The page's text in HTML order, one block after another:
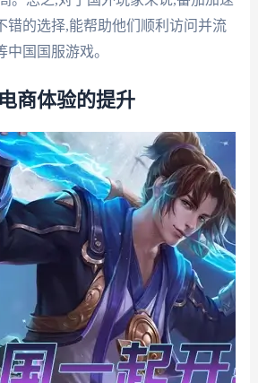
错的选择,能帮助他们顺利访问并流
国国服游戏。
商体验的提升